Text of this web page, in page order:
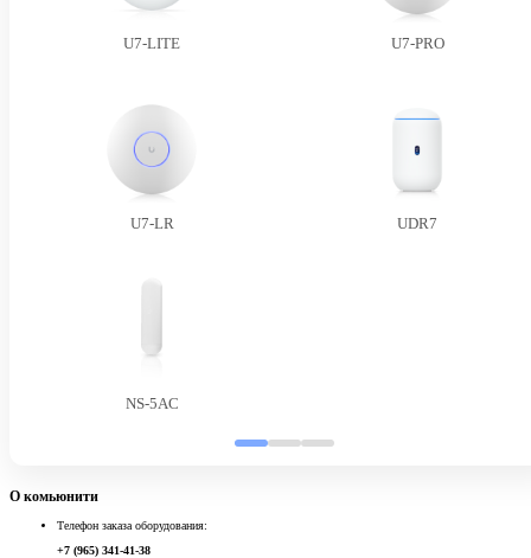
U7-LITE U7-PRO
U7-LR UDR7
NS-5AC
О комьюнити
Телефон заказа оборудования:
+7 (965) 341-41-38